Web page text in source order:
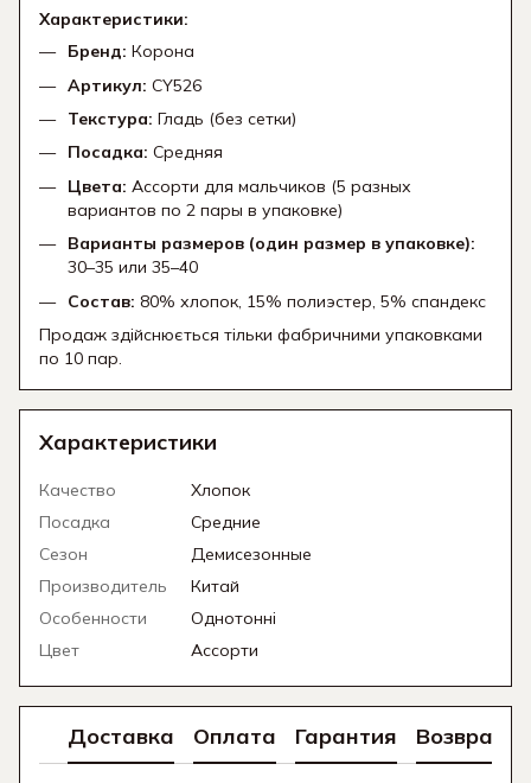
Характеристики:
Бренд: Корона
Артикул: CY526
Текстура: Гладь (без сетки)
Посадка: Средняя
Цвета: Ассорти для мальчиков (5 разных
вариантов по 2 пары в упаковке)
Варианты размеров (один размер в упаковке):
30–35 или 35–40
Состав: 80% хлопок, 15% полиэстер, 5% спандекс
Продаж здійснюється тільки фабричними упаковками
по 10 пар.
Характеристики
Качество
Хлопок
Посадка
Средние
Сезон
Демисезонные
Производитель
Китай
Особенности
Однотонні
Цвет
Ассорти
Доставка Оплата Гарантия Возврат